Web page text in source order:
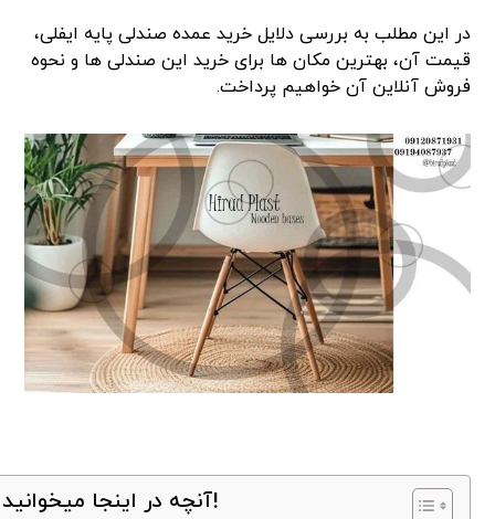
در این مطلب به بررسی دلایل خرید عمده صندلی پایه ایفلی،
قیمت آن، بهترین مکان ها برای خرید این صندلی ها و نحوه
فروش آنلاین آن خواهیم پرداخت.
آنچه در اینجا میخوانید!